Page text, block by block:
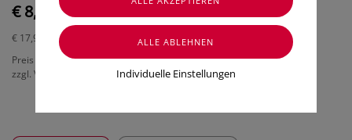
€ 8,95
€ 17,90
/ 100 ml
Preis inkl. MwSt.
zzgl. Versandkosten
Individuelle Einstellungen